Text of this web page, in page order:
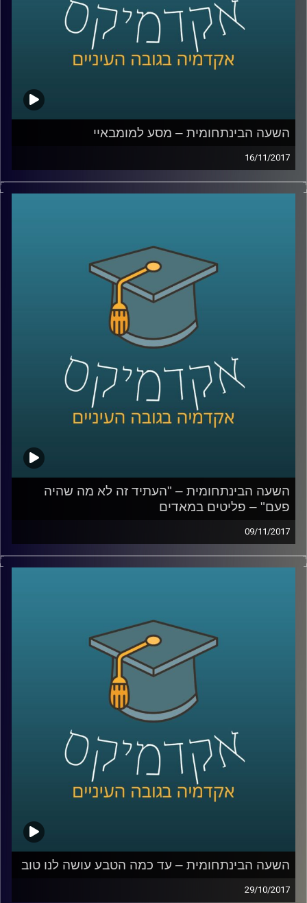
קרדיט תמונות: AudioVersity
השעה הבינתחומית – מסע למומבאיי
16/11/2017
היא אחת מהערים הגדולות ביותר בעולם
פסוואני שבו מסיור במומבאיי ונותנים הצצה
לאתגרים האדירים בפניהם ניצבת העיר, לקשיי
התחבורה והדיור ולסיפורים האנושיים המרגשים
AudioVersity
השעה הבינתחומית – "העתיד זה לא מה שהיה
פעם" – פליטים במאדים
09/11/2017
לא רחוק היום שבו בכדור הארץ לא יהיו מספיק
למקומות חלופיים. פרופסור יואב יאיר על
פתרונות ההגירה האלטרנטיביים שהאנושות
תהיה חייבת לספק: אז היכן ניתן לקיים חיים
אנושיים מחוץ לכדור הארץ? במה זה כרוך?
וכמה אנו רחוקים מהיום שזה יקרה? | הפרק
הראשון בסדרת "העתיד זה לא מה שהיה פעם
קרדיט תמונות:AudioVersity
השעה הבינתחומית – עד כמה הטבע עושה לנו טוב
29/10/2017